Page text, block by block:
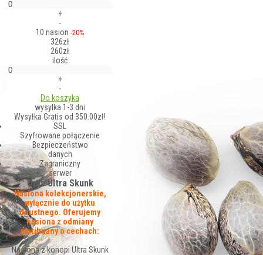
+
-
10 nasion -20%
326zł
260zł
ilość
+
-
Do koszyka
wysylka 1-3 dni
Wysyłka Gratis od 350.00zł!
SSL
Szyfrowane połączenie
Bezpieczeństwo
danych
Zagraniczny
serwer
Opis Ultra Skunk
Nasiona kolekcjonerskie,
wyłącznie do użytku
doustnego. Oferujemy
nasiona z odmiany
marihuany o cechach:
Nasiona z konopi Ultra Skunk